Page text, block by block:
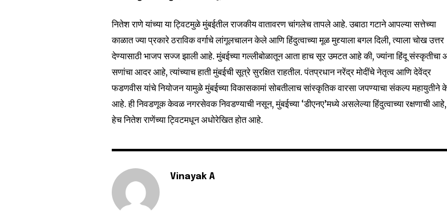
नितेश राणे यांच्या या ट्विटमुळे मुंबईतील राजकीय वातावरण चांगलेच तापले आहे. उबाठा गटाने आपल्या सत्तेच्या
काळात ज्या प्रकारे ठराविक वर्गाचे लांगूलचालन केले आणि हिंदुत्वाच्या मूळ मुद्द्याला बगल दिली, त्याला चोख उत्तर
देण्यासाठी भाजप सज्ज झाली आहे. मुंबईच्या गल्लीबोळातून आता हाच सूर उमटत आहे की, ज्यांना हिंदू संस्कृतीचा
सणांचा आदर आहे, त्यांच्याच हाती मुंबईची सूत्रे सुरक्षित राहतील. पंतप्रधान नरेंद्र मोदींचे नेतृत्व आणि देवेंद्र
फडणवीस यांचे नियोजन यामुळे मुंबईच्या विकासकामां सोबतीलाच सांस्कृतिक वारसा जपण्याचा संकल्प महायुतीने
आहे. ही निवडणूक केवळ नगरसेवक निवडण्याची नसून, मुंबईच्या ‘डीएनए’मध्ये असलेल्या हिंदुत्वाच्या रक्षणाची आहे,
हेच नितेश राणेंच्या ट्विटमधून अधोरेखित होत आहे.
Vinayak A